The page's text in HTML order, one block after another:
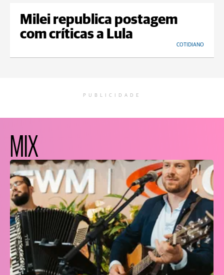
Milei republica postagem
com críticas a Lula
COTIDIANO
PUBLICIDADE
MIX